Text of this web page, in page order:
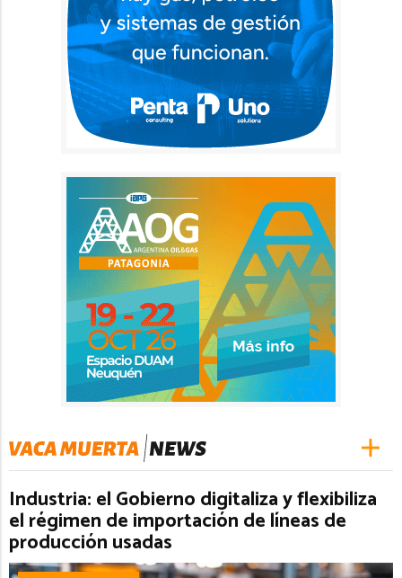
Industria: el Gobierno digitaliza y flexibiliza
el régimen de importación de líneas de
producción usadas